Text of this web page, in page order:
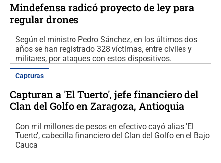
Mindefensa radicó proyecto de ley para
regular drones
Según el ministro Pedro Sánchez, en los últimos dos
años se han registrado 328 víctimas, entre civiles y
militares, por ataques con estos dispositivos.
Capturas
Capturan a 'El Tuerto', jefe financiero del
Clan del Golfo en Zaragoza, Antioquia
Con mil millones de pesos en efectivo cayó alias 'El
Tuerto', cabecilla financiero del Clan del Golfo en el Bajo
Cauca